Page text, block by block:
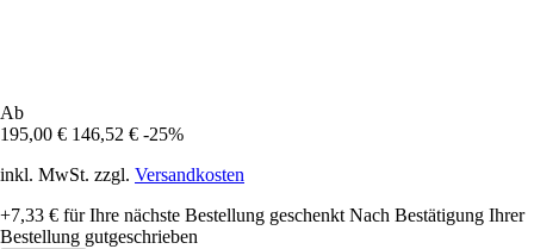
Ab
195,00 € 146,52 € -25%
inkl. MwSt. zzgl. Versandkosten
+7,33 € für Ihre nächste Bestellung geschenkt Nach Bestätigung Ihrer
Bestellung gutgeschrieben